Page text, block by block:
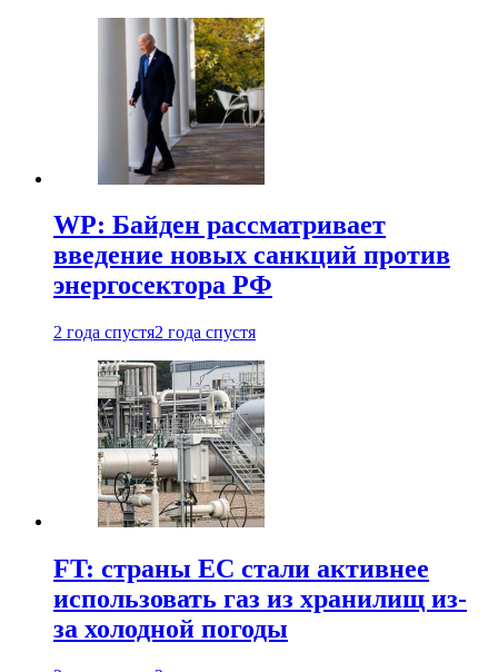
WP: Байден рассматривает
введение новых санкций против
энергосектора РФ
2 года спустя2 года спустя
FT: страны ЕС стали активнее
использовать газ из хранилищ из-
за холодной погоды